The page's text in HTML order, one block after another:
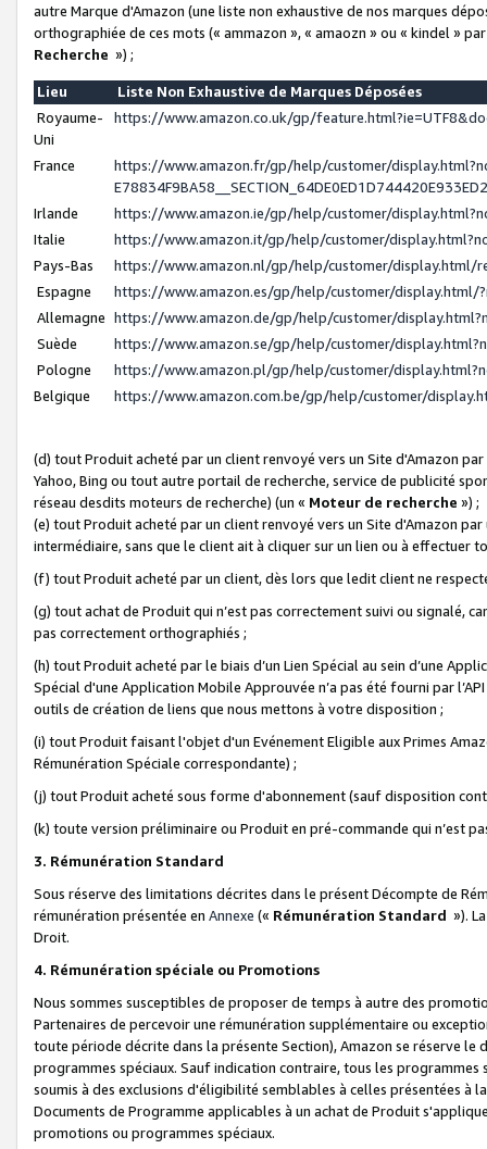
autre Marque d'Amazon (une liste non exhaustive de nos marques
orthographiée de ces mots (« ammazon », « amaozn » ou « kindel »
Recherche ») ;
Lieu
Liste Non Exhaustive de Marques Déposées
Royaume-
Uni
https://www.amazon.co.uk/gp/
France
https://www.amazon.fr/gp/help/customer/
Irlande
https://www.amazon.ie/gp/help/customer/
Italie
https://www.amazon.it/gp/help/customer/
Pays-Bas
https://www.amazon.nl/gp/help/customer/display.html/
Espagne
https://www.amazon.es/gp/help/customer/display.html/
Allemagne https://www.amazon.de/gp/help/customer/
Suède
https://www.amazon.se/gp/help/customer/
Pologne
https://www.amazon.pl/gp/help/customer/
Belgique
https://www.amazon.com.be/gp/help/customer/
(d) tout Produit acheté par un client renvoyé vers un Site d'Amazon
Yahoo, Bing ou tout autre portail de recherche, service de publicité
réseau desdits moteurs de recherche) (un « Moteur de recherche ») ;
(e) tout Produit acheté par un client renvoyé vers un Site d'Amazon
intermédiaire, sans que le client ait à cliquer sur un lien ou à
(f) tout Produit acheté par un client, dès lors que ledit client ne
(g) tout achat de Produit qui n’est pas correctement suivi ou signalé,
pas correctement orthographiés ;
(h) tout Produit acheté par le biais d’un Lien Spécial au sein d’une
Spécial d'une Application Mobile Approuvée n’a pas été fourni par
outils de création de liens que nous mettons à votre disposition ;
(i) tout Produit faisant l'objet d'un Evénement Eligible aux Primes
Rémunération Spéciale correspondante) ;
(j) tout Produit acheté sous forme d'abonnement (sauf disposition
(k) toute version préliminaire ou Produit en pré-commande qui n’est
3. Rémunération Standard
Sous réserve des limitations décrites dans le présent Décompte de
rémunération présentée en Annexe (« Rémunération Standard »).
Droit.
4. Rémunération spéciale ou Promotions
Nous sommes susceptibles de proposer de temps à autre des
Partenaires de percevoir une rémunération supplémentaire ou
toute période décrite dans la présente Section), Amazon se réserve
programmes spéciaux. Sauf indication contraire, tous les
soumis à des exclusions d'éligibilité semblables à celles présentées à
Documents de Programme applicables à un achat de Produit
promotions ou programmes spéciaux.